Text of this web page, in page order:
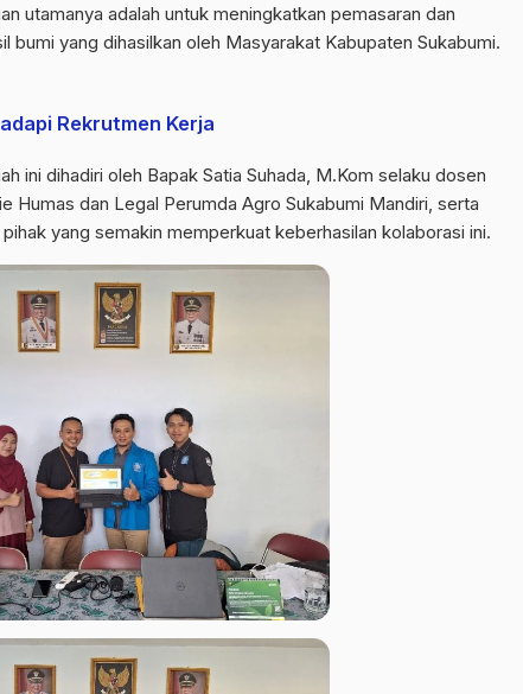
utamanya adalah untuk meningkatkan pemasaran dan
yang dihasilkan oleh Masyarakat Kabupaten Sukabumi.
Rekrutmen Kerja
ini dihadiri oleh Bapak Satia Suhada, M.Kom selaku dosen
Humas dan Legal Perumda Agro Sukabumi Mandiri, serta
yang semakin memperkuat keberhasilan kolaborasi ini.